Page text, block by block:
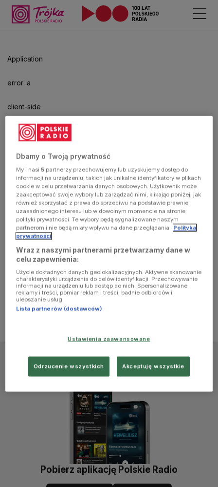
Application
error: a
client-side
exception
has
occurred
(see the
browser
console for
more
information)
aby
odtwarzać.
Pobierz aplikację Polskie Radio
Dbamy o Twoją prywatność
My i nasi5 partnerzy przechowujemy lub uzyskujemy dostęp do
informacji na urządzeniu, takich jak unikalne identyfikatory w plikach
cookie w celu przetwarzania danych osobowych. Użytkownik może
zaakceptować swoje wybory lub zarządzać nimi, klikając poniżej, jak
również skorzystać z prawa do sprzeciwu na podstawie prawnie
uzasadnionego interesu lub w dowolnym momencie na stronie
polityki prywatności. Te wybory będą sygnalizowane naszym
partnerom i nie będą miały wpływu na dane przeglądania. Polityka
prywatności
Wraz z naszymi partnerami przetwarzamy dane w
celu zapewnienia:
Użycie dokładnych danych geolokalizacyjnych. Aktywne skanowanie
charakterystyki urządzenia do celów identyfikacji. Przechowywanie
informacji na urządzeniu lub dostęp do nich. Spersonalizowane
reklamy i treści, pomiar reklam i treści, badnie odbiorców i
ulepszanie usług.
Lista partnerów (dostawców)
Ustawienia zaawansowane
Odrzucenie wszystkich Akceptuję wszystkie